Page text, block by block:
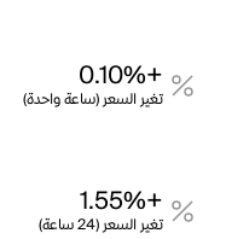
+0.10%
تغير السعر (ساعة واحدة)
+1.55%
تغير السعر (24 ساعة)